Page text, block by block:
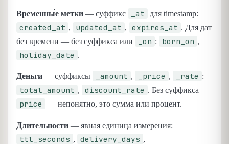
Временны́е метки — суффикс _at для timestamp:
created_at , updated_at , expires_at . Для дат
без времени — без суффикса или
_on : born_on ,
holiday_date .
Деньги — суффиксы _amount , _price , _rate :
total_amount , discount_rate . Без суффикса
price — непонятно, это сумма или процент.
Длительности — явная единица измерения:
ttl_seconds , delivery_days ,